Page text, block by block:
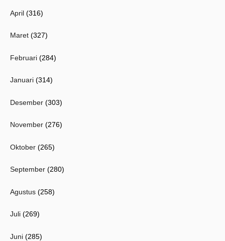
April (316)
Maret (327)
Februari (284)
Januari (314)
Desember (303)
November (276)
Oktober (265)
September (280)
Agustus (258)
Juli (269)
Juni (285)